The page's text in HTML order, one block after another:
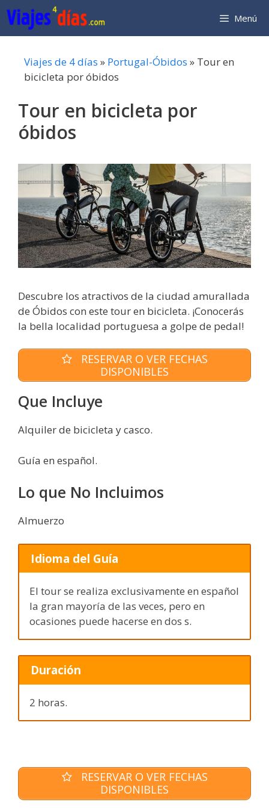
Saltar
al
contenido
Menú
Viajes de 4 días » Portugal-Óbidos » Tour en
bicicleta por óbidos
Tour en bicicleta por
óbidos
Descubre los atractivos de la ciudad amurallada
de Óbidos con este tour en bicicleta. ¡Conocerás
la bella localidad portuguesa a golpe de pedal!
RESERVAR O VER FECHAS
DISPONIBLES
Que Incluye
Alquiler de bicicleta y casco.
Guía en español.
Lo que No Incluimos
Almuerzo
Idioma del Guía
El tour se realiza exclusivamente en español
la gran mayoría de las veces, pero en
ocasiones puede hacerse en dos s.
Duración
2 horas.
RESERVAR O VER FECHAS
DISPONIBLES